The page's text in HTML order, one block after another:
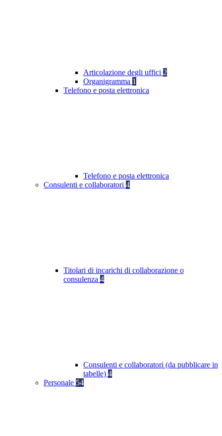
Articolazione degli uffici 2
Organigramma 1
Telefono e posta elettronica
Telefono e posta elettronica
Consulenti e collaboratori 4
Titolari di incarichi di collaborazione o
consulenza 4
Consulenti e collaboratori (da pubblicare in
tabelle) 4
Personale 54